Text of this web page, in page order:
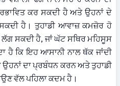
ਕਰ ਸਕਦੀ ਹੈ ਅਤੇ ਉਹਨਾਂ ਦੇ
ਹੈ। ਤੁਹਾਡੀ ਆਵਾਜ਼ ਕਮਜ਼ੋਰ ਹੋ
ਲੱਗ ਸਕਦੀ ਹੈ, ਜਾਂ ਘੱਟ ਸਥਿਰ ਮਹਿਸੂਸ
ਹੈ ਕਿ ਇਹ ਆਸਾਨੀ ਨਾਲ ਥੱਕ ਜਾਂਦੀ
ਦਾ ਪ੍ਰਬੰਧਨ ਕਰਨ ਅਤੇ ਤੁਹਾਡੀ
ਵੱਲ ਪਹਿਲਾ ਕਦਮ ਹੈ।